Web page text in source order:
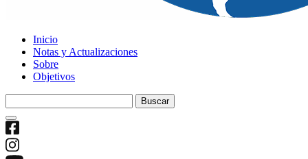
Inicio
Notas y Actualizaciones
Sobre
Objetivos